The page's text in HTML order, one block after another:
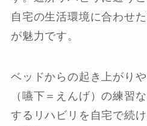
自宅の生活環境に合わせ
が魅力です。
ベッドからの起き上がり
（嚥下＝えんげ）の練習
するリハビリを自宅で続